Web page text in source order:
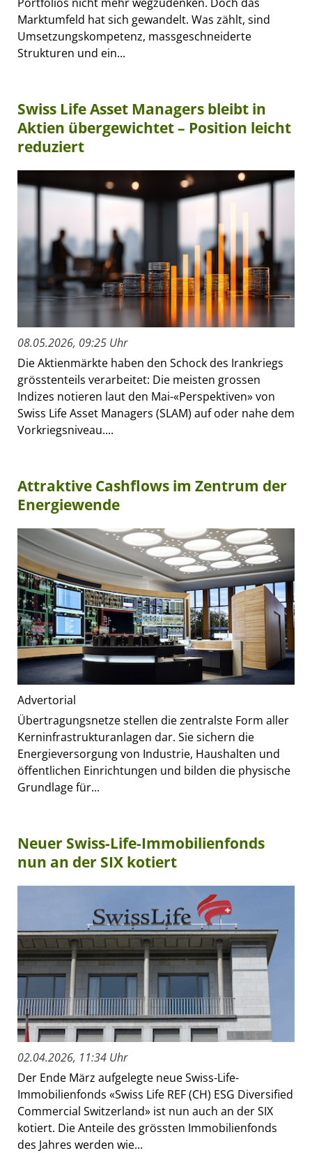
Portfolios nicht mehr wegzudenken. Doch das
Marktumfeld hat sich gewandelt. Was zählt, sind
Umsetzungskompetenz, massgeschneiderte
Strukturen und ein...
Swiss Life Asset Managers bleibt in
Aktien übergewichtet – Position leicht
reduziert
08.05.2026, 09:25 Uhr
Die Aktienmärkte haben den Schock des Irankriegs
grösstenteils verarbeitet: Die meisten grossen
Indizes notieren laut den Mai-«Perspektiven» von
Swiss Life Asset Managers (SLAM) auf oder nahe dem
Vorkriegsniveau....
Attraktive Cashflows im Zentrum der
Energiewende
Advertorial
Übertragungsnetze stellen die zentralste Form aller
Kerninfrastrukturanlagen dar. Sie sichern die
Energieversorgung von Industrie, Haushalten und
öffentlichen Einrichtungen und bilden die physische
Grundlage für...
Neuer Swiss-Life-Immobilienfonds
nun an der SIX kotiert
02.04.2026, 11:34 Uhr
Der Ende März aufgelegte neue Swiss-Life-
Immobilienfonds «Swiss Life REF (CH) ESG Diversified
Commercial Switzerland» ist nun auch an der SIX
kotiert. Die Anteile des grössten Immobilienfonds
des Jahres werden wie...